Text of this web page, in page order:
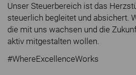
Unser Steuerbereich ist das
steuerlich begleitet und absichert.
die mit uns wachsen und die
aktiv mitgestalten wollen.
#WhereExcellenceWorks